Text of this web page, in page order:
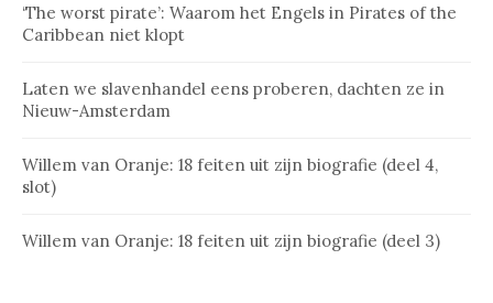
‘The worst pirate’: Waarom het Engels in Pirates of the
Caribbean niet klopt
Laten we slavenhandel eens proberen, dachten ze in
Nieuw-Amsterdam
Willem van Oranje: 18 feiten uit zijn biografie (deel 4,
slot)
Willem van Oranje: 18 feiten uit zijn biografie (deel 3)